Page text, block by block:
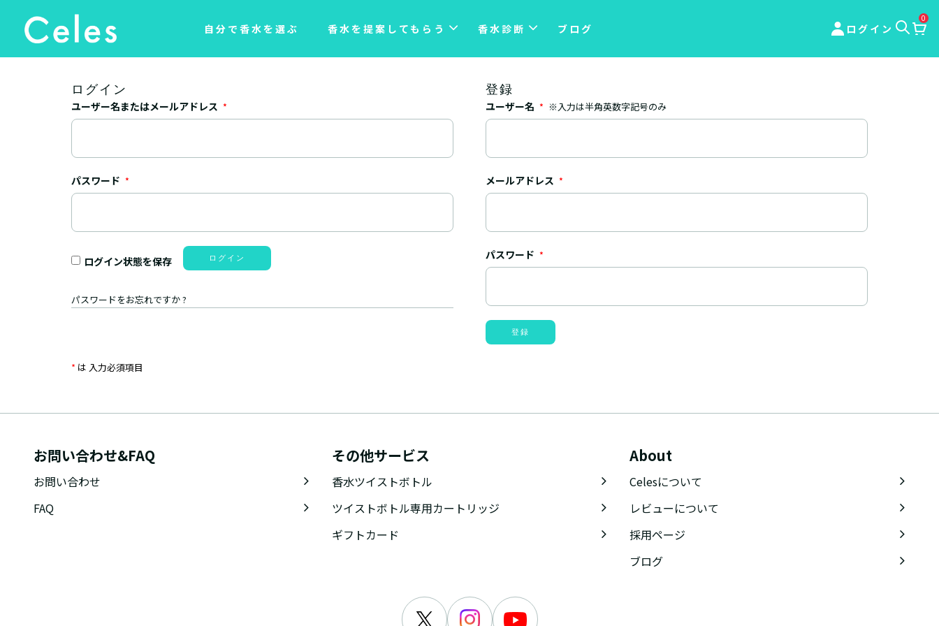
自分で香水を選ぶ 香水を提案してもらう 香水診断 ブログ ログイン
0
ログイン
ユーザー名またはメールアドレス *
パスワード *
ログイン状態を保存 ログイン
パスワードをお忘れですか ?
登録
ユーザー名 * ※入力は半角英数字記号のみ
メールアドレス *
パスワード *
登録
* は 入力必須項目
お問い合わせ&FAQ
お問い合わせ
FAQ
その他サービス
香水ツイストボトル
ツイストボトル専用カートリッジ
ギフトカード
About
Celesについて
レビューについて
採用ページ
ブログ